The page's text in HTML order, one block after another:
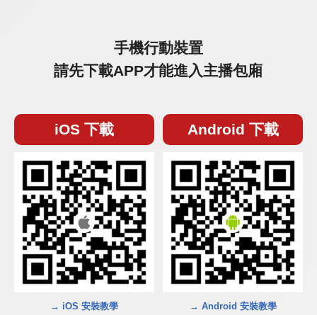
手機行動裝置
請先下載APP才能進入主播包廂
iOS 下載
→ iOS 安裝教學
Android 下載
→ Android 安裝教學